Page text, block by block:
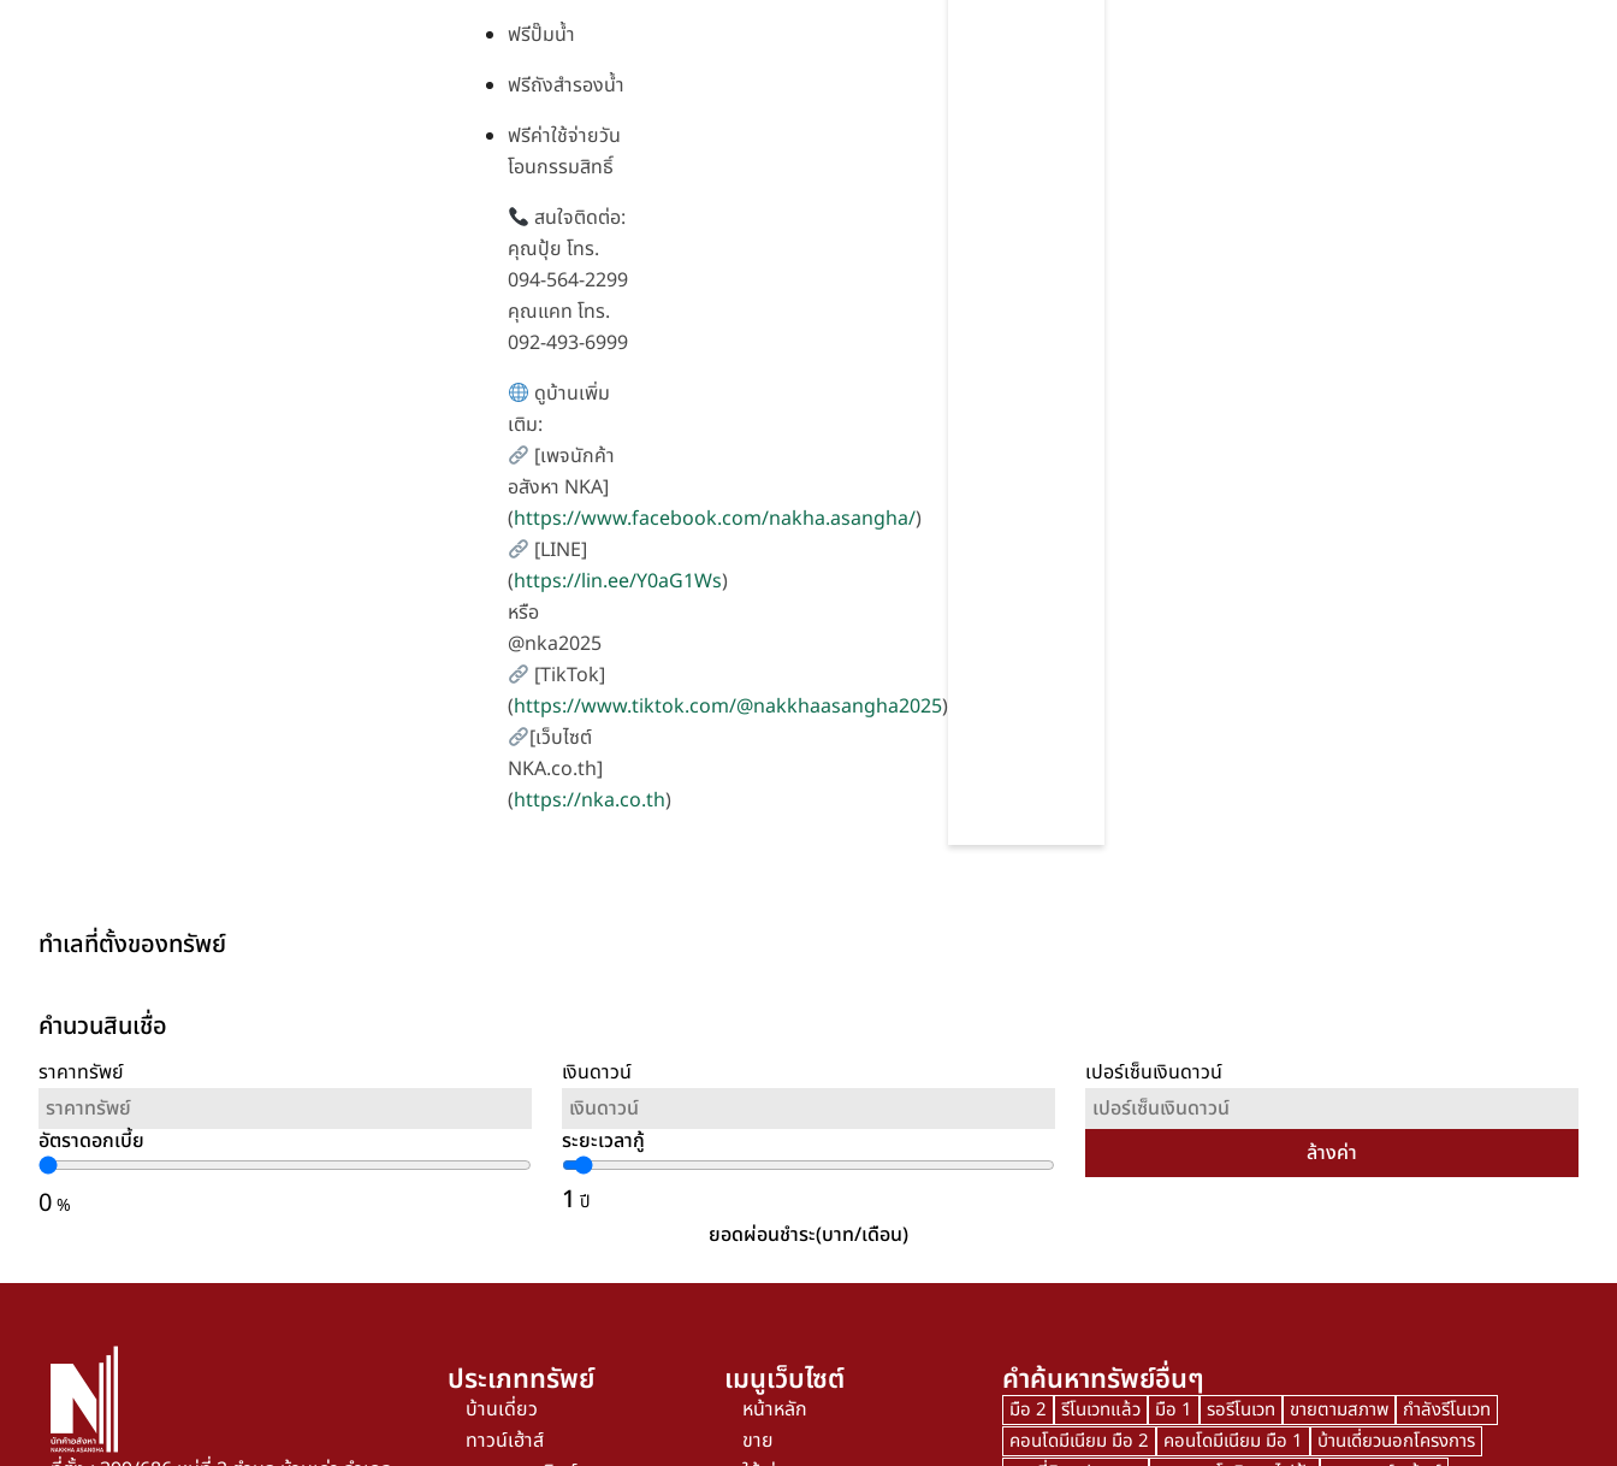
ฟรีปั๊มน้ำ
ฟรีถังสำรองน้ำ
ฟรีค่าใช้จ่ายวัน
โอนกรรมสิทธิ์
สนใจติดต่อ:
คุณปุ้ย โทร.
094-564-2299
คุณแคท โทร.
092-493-6999
ดูบ้านเพิ่ม
เติม:
[เพจนักค้า
อสังหา NKA]
(https://www.facebook.com/nakha.asangha/)
[LINE]
(https://lin.ee/Y0aG1Ws)
หรือ
@nka2025
[TikTok]
(https://www.tiktok.com/@nakkhaasangha2025)
[เว็บไซต์
NKA.co.th]
(https://nka.co.th)
ทำเลที่ตั้งของทรัพย์
คำนวนสินเชื่อ
ราคาทรัพย์ เงินดาวน์ เปอร์เซ็นเงินดาวน์
อัตราดอกเบี้ย
0%
ระยะเวลากู้
1 ปี
ล้างค่า
ยอดผ่อนชำระ(บาท/เดือน)
ประเภททรัพย์
บ้านเดี่ยว
ทาวน์เฮ้าส์
เมนูเว็บไซต์
หน้าหลัก
ขาย
คำค้นหาทรัพย์อื่นๆ
มือ 2 รีโนเวทแล้ว มือ 1 รอรีโนเวท ขายตามสภาพ กำลังรีโนเวท
คอนโดมีเนียม มือ 2
คอนโดมีเนียม มือ 1
บ้านเดี่ยวนอกโครงการ